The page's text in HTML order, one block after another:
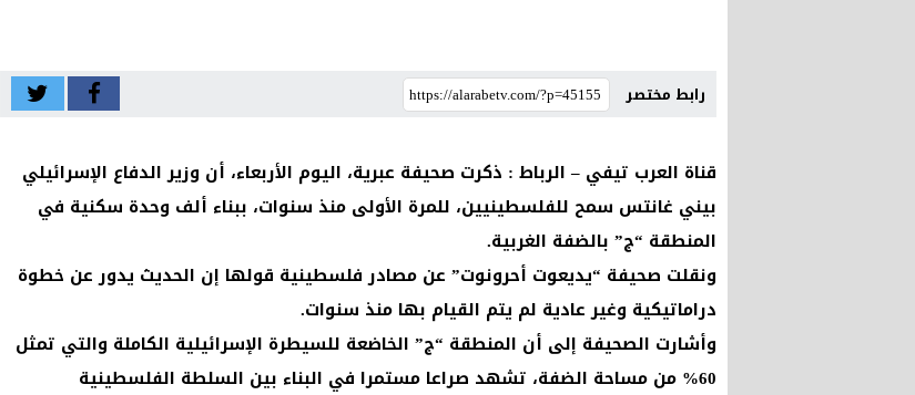
رابط مختصر
قناة العرب تيفي – الرباط : ذكرت صحيفة عبرية، اليوم الأربعاء، أن وزير الدفاع الإسرائيلي
بيني غانتس سمح للفلسطينيين، للمرة الأولى منذ سنوات، ببناء ألف وحدة سكنية في
المنطقة “ج” بالضفة الغربية.
ونقلت صحيفة “يديعوت أحرونوت” عن مصادر فلسطينية قولها إن الحديث يدور عن خطوة
دراماتيكية وغير عادية لم يتم القيام بها منذ سنوات.
وأشارت الصحيفة إلى أن المنطقة “ج” الخاضعة للسيطرة الإسرائيلية الكاملة والتي تمثل
60% من مساحة الضفة، تشهد صراعا مستمرا في البناء بين السلطة الفلسطينية